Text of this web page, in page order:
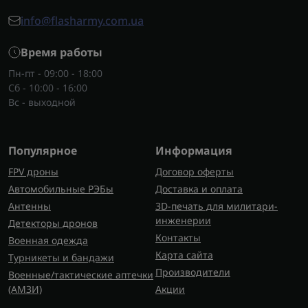
Электрогрелка для ног снижает напряжение,
улучшает кровообращение и помогает согреться
без лишних движений. В сочетании с
массажерами
Виды электрических грелок
Сегодня доступны грелки в формате подушки,
модели для кровати, рук или спины, со
встроенным терморегулятором. Медицинская
электрогрелка часто используется во время
восстановления, а универсальные варианты
подходят и для быта, и для полевых условий.
Как выбрать электрические грелки?
Прежде чем купить электрогрелку, обращайте
внимание на мощность, наличие
терморегулятора, тип подключения и размер.
info@flasharmy.com.ua
Время работы
Пн-пт - 09:00 - 18:00
Сб - 10:00 - 16:00
Вс - выходной
Популярное
FPV дроны
Автомобильные РЭБы
Антенны
Детекторы дронов
Военная одежда
Турникеты и бандажи
Военные/тактические аптечки
(AMЗИ)
Информация
Договор оферты
Доставка и оплата
3D-печать для милитари-
инженерии
Контакты
Карта сайта
Производители
Акции